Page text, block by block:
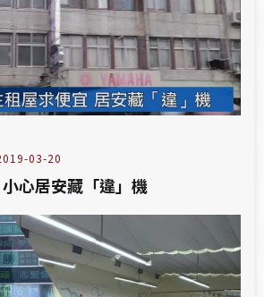
03-20
心居安藏「違」機